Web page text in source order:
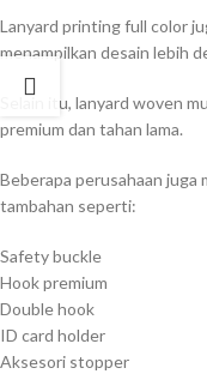
Lanyard printing full color
menampilkan desain lebih
Selain itu, lanyard woven
premium dan tahan lama.
Beberapa perusahaan juga
tambahan seperti:
Safety buckle
Hook premium
Double hook
ID card holder
Aksesori stopper